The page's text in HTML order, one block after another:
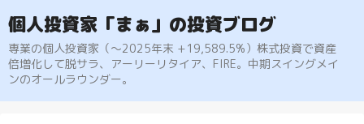
個人投資家「まぁ」の投資ブログ
専業の個人投資家（〜2025年末 +19,589.5%）株式投資で資産
倍増化して脱サラ、アーリーリタイア、FIRE。中期スイングメイ
ンのオールラウンダー。